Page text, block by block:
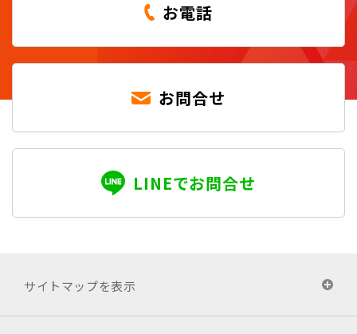
お電話
お問合せ
LINEでお問合せ
サイトマップを表示